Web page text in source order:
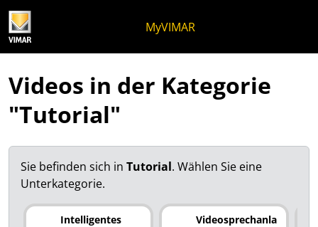
MyVIMAR
Videos in der Kategorie
"Tutorial"
Sie befinden sich in Tutorial. Wählen Sie eine
Unterkategorie.
Intelligentes
Videosprechanla